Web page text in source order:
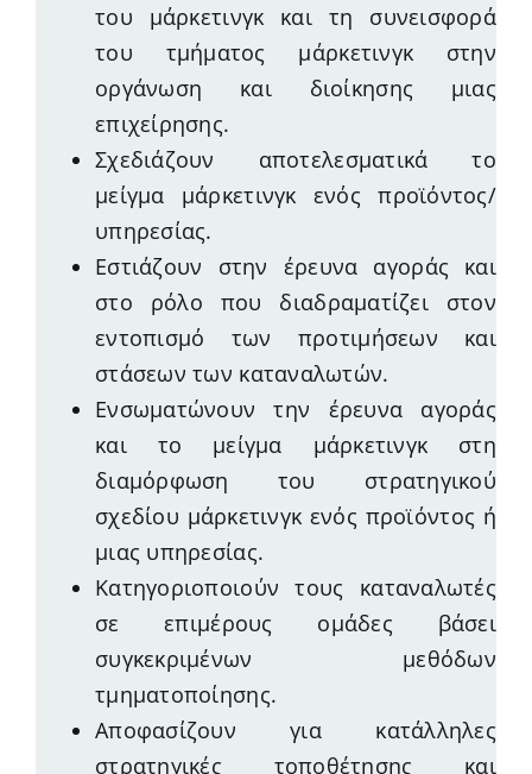
του μάρκετινγκ και τη συνεισφορά
του τμήματος μάρκετινγκ στην
οργάνωση και διοίκησης μιας
επιχείρησης.
Σχεδιάζουν αποτελεσματικά το
μείγμα μάρκετινγκ ενός προϊόντος/
υπηρεσίας.
Εστιάζουν στην έρευνα αγοράς και
στο ρόλο που διαδραματίζει στον
εντοπισμό των προτιμήσεων και
στάσεων των καταναλωτών.
Ενσωματώνουν την έρευνα αγοράς
και το μείγμα μάρκετινγκ στη
διαμόρφωση του στρατηγικού
σχεδίου μάρκετινγκ ενός προϊόντος ή
μιας υπηρεσίας.
Κατηγοριοποιούν τους καταναλωτές
σε επιμέρους ομάδες βάσει
συγκεκριμένων μεθόδων
τμηματοποίησης.
Αποφασίζουν για κατάλληλες
στρατηγικές τοποθέτησης και